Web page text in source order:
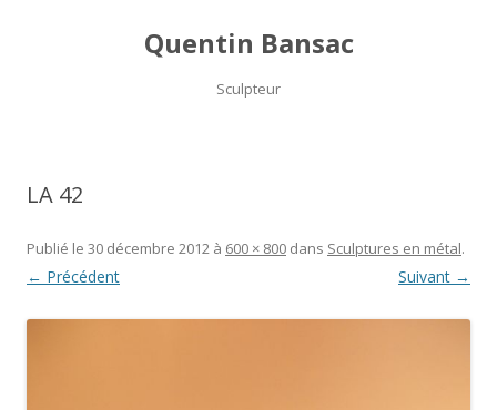
Quentin Bansac
Sculpteur
LA 42
Publié le 30 décembre 2012 à 600 × 800 dans Sculptures en métal.
← Précédent Suivant →